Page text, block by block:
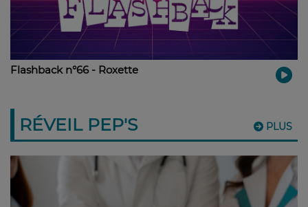
Flashback n°66 - Roxette
PLUS
RÉVEIL PEP'S